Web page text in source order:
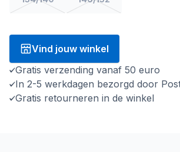
Vind jouw winkel
Gratis verzending vanaf 50 euro
In 2-5 werkdagen bezorgd door
Gratis retourneren in de winkel